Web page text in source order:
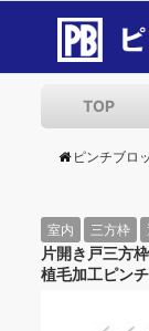
TOP
ピンチブロ
室内 三方枠
片開き戸三方
植毛加工ピン